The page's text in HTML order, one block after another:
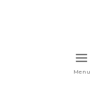
Menu